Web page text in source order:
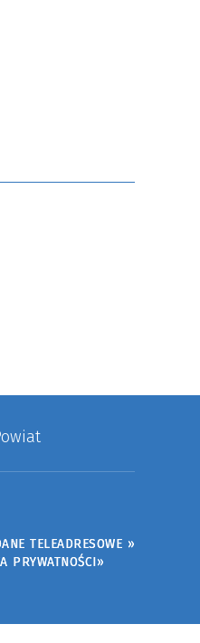
TELEADRESOWE »
PRYWATNOŚCI»